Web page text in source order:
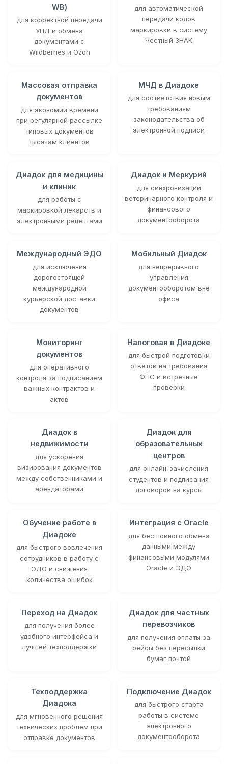
WB)
для корректной передачи
УПД и обмена
документами с
Wildberries и Ozon
для автоматической
передачи кодов
маркировки в систему
Честный ЗНАК
Массовая отправка
документов
для экономии времени
при регулярной рассылке
типовых документов
тысячам клиентов
МЧД в Диадоке
для соответствия новым
требованиям
законодательства об
электронной подписи
Диадок для медицины
и клиник
для работы с
маркировкой лекарств и
электронными рецептами
Диадок и Меркурий
для синхронизации
ветеринарного контроля и
финансового
документооборота
Международный ЭДО
для исключения
дорогостоящей
международной
курьерской доставки
документов
Мобильный Диадок
для непрерывного
управления
документооборотом вне
офиса
Мониторинг
документов
для оперативного
контроля за подписанием
важных контрактов и
актов
Налоговая в Диадоке
для быстрой подготовки
ответов на требования
ФНС и встречные
проверки
Диадок в
недвижимости
для ускорения
визирования документов
между собственниками и
арендаторами
Диадок для
образовательных
центров
для онлайн-зачисления
студентов и подписания
договоров на курсы
Обучение работе в
Диадоке
для быстрого вовлечения
сотрудников в работу с
ЭДО и снижения
количества ошибок
Интеграция с Oracle
для бесшовного обмена
данными между
финансовыми модулями
Oracle и ЭДО
Переход на Диадок
для получения более
удобного интерфейса и
лучшей техподдержки
Диадок для частных
перевозчиков
для получения оплаты за
рейсы без пересылки
бумаг почтой
Техподдержка
Диадока
для мгновенного решения
технических проблем при
отправке документов
Подключение Диадок
для быстрого старта
работы в системе
электронного
документооборота